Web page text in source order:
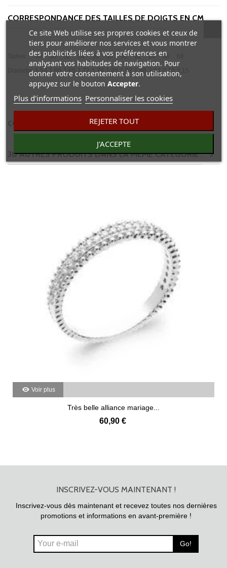
CORRESPONDANCE DES TAILLES DE DOIGTS EN CM
**********
48 50 52 54 56 58 60 62 64 66
Diametre 1,53 1,60 1,65 1,72 1,78 1,85 1,92 1,98 2,04 2,10 2,15
COMENTAIRES(0)
30 AUTRES PRODUITS DANS LA MÊME CATÉGORIE :
Voir plus
Très belle alliance mariage...
60,90 €
INSCRIVEZ-VOUS MAINTENANT !
Inscrivez-vous dès maintenant et recevez toutes nos dernières
promotions et informations en avant-première !
Go!
Ce site Web utilise ses propres cookies et ceux de
tiers pour améliorer nos services et vous montrer
des publicités liées à vos préférences en
analysant vos habitudes de navigation. Pour
donner votre consentement à son utilisation,
appuyez sur le bouton Accepter.
Plus d'informations Personnaliser les cookies
REJETER TOUT
J'ACCEPTE